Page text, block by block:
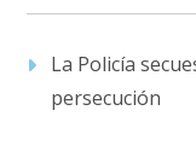
La Policía
persecución